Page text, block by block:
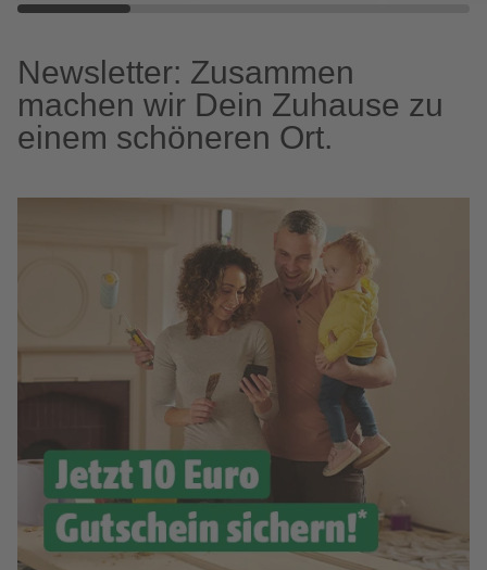
Newsletter: Zusammen
machen wir Dein Zuhause zu
einem schöneren Ort.